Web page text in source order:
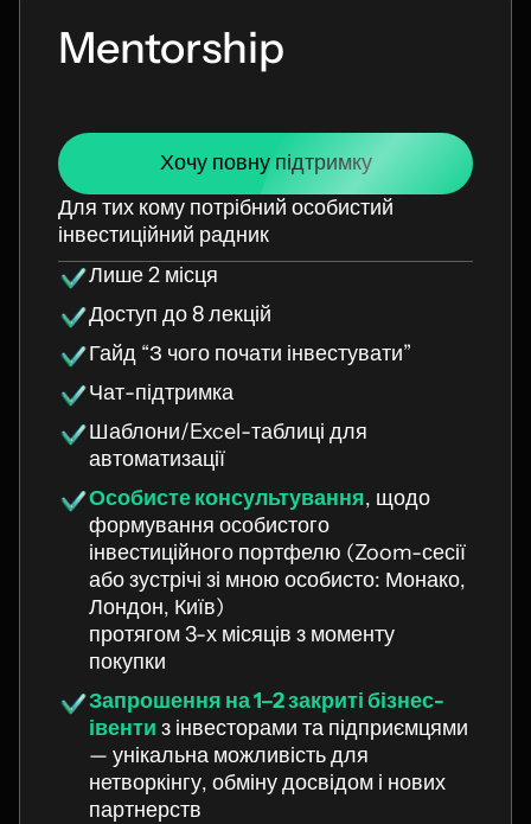
Mentorship
Хочу повну підтримку
Для тих кому потрібний особистий
інвестиційний радник
Лише 2 місця
Доступ до 8 лекцій
Гайд “З чого почати інвестувати”
Чат-підтримка
Шаблони/Excel-таблиці для
автоматизації
Особисте консультування, щодо
формування особистого
інвестиційного портфелю (Zoom-сесії
або зустрічі зі мною особисто: Монако,
Лондон, Київ)
протягом 3-х місяців з моменту
покупки
Запрошення на 1–2 закриті бізнес-
івенти з інвесторами та підприємцями
— унікальна можливість для
нетворкінгу, обміну досвідом і нових
партнерств